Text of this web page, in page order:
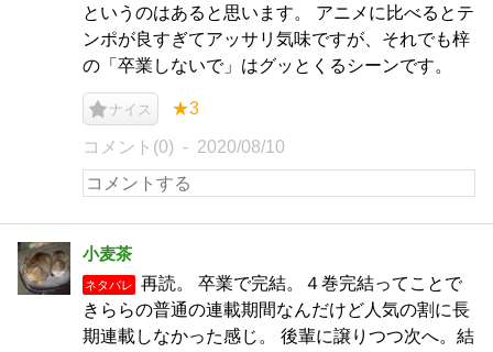
というのはあると思います。 アニメに比べるとテ
ンポが良すぎてアッサリ気味ですが、それでも梓
の「卒業しないで」はグッとくるシーンです。
ナイス ★3
コメント(0) 2020/08/10
小麦茶
ネタバレ
再読。 卒業で完結。４巻完結ってことで
きららの普通の連載期間なんだけど人気の割に長
期連載しなかった感じ。 後輩に譲りつつ次へ。結